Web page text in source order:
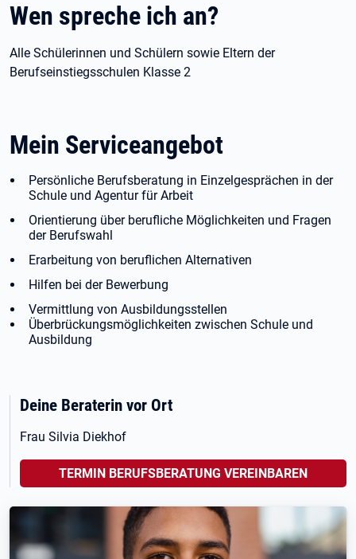
Wen spreche ich an?
Alle Schülerinnen und Schülern sowie Eltern der
Berufseinstiegsschulen Klasse 2
Mein Serviceangebot
Persönliche Berufsberatung in Einzelgesprächen in der
Schule und Agentur für Arbeit
Orientierung über berufliche Möglichkeiten und Fragen
der Berufswahl
Erarbeitung von beruflichen Alternativen
Hilfen bei der Bewerbung
Vermittlung von Ausbildungsstellen
Überbrückungsmöglichkeiten zwischen Schule und
Ausbildung
Deine Beraterin vor Ort
Frau Silvia Diekhof
TERMIN BERUFSBERATUNG VEREINBAREN